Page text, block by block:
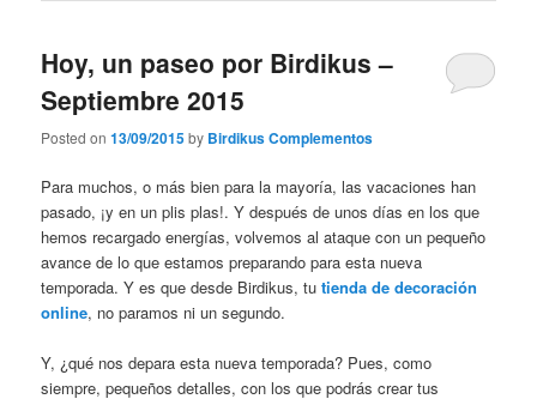
Hoy, un paseo por Birdikus –
Septiembre 2015
Posted on13/09/2015by Birdikus Complementos
Para muchos, o más bien para la mayoría, las vacaciones han
pasado, ¡y en un plis plas!. Y después de unos días en los que
hemos recargado energías, volvemos al ataque con un pequeño
avance de lo que estamos preparando para esta nueva
temporada. Y es que desde Birdikus, tutienda de decoración
online, no paramos ni un segundo.
Y, ¿qué nos depara esta nueva temporada? Pues, como
siempre, pequeños detalles, con los que podrás crear tus